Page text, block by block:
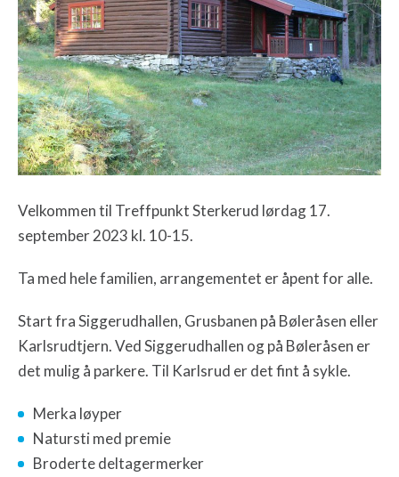
Velkommen til Treffpunkt Sterkerud lørdag 17.
september 2023 kl. 10-15.
Ta med hele familien, arrangementet er åpent for alle.
Start fra Siggerudhallen, Grusbanen på Bøleråsen eller
Karlsrudtjern. Ved Siggerudhallen og på Bøleråsen er
det mulig å parkere. Til Karlsrud er det fint å sykle.
Merka løyper
Natursti med premie
Broderte deltagermerker